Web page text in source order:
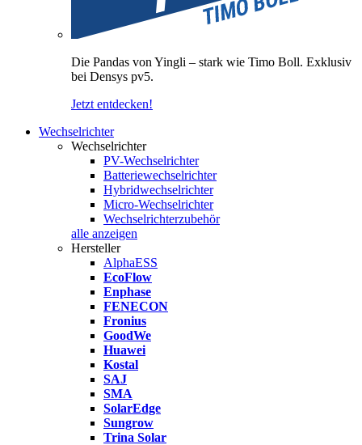
Die Pandas von Yingli – stark wie Timo Boll. Exklusiv
bei Densys pv5.
Jetzt entdecken!
Wechselrichter
Wechselrichter
PV-Wechselrichter
Batteriewechselrichter
Hybridwechselrichter
Micro-Wechselrichter
Wechselrichterzubehör
alle anzeigen
Hersteller
AlphaESS
EcoFlow
Enphase
FENECON
Fronius
GoodWe
Huawei
Kostal
SAJ
SMA
SolarEdge
Sungrow
Trina Solar